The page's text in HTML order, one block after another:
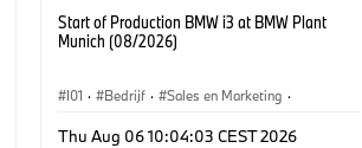
Start of Production BMW i3 at BMW Plant
Munich (08/2026)
I01 · Bedrijf · Sales en Marketing ·
Thu Aug 06 10:04:03 CEST 2026